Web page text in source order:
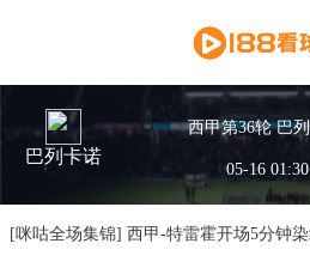
巴列卡诺
05-16 01:30